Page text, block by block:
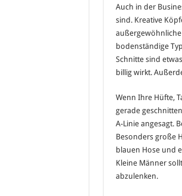
Auch in der
sind. Kreative
außergewöhnliche
bodenständige
Schnitte sind
billig wirkt.
Wenn Ihre Hüfte,
gerade
A-Linie angesagt.
Besonders große
blauen Hose und
Kleine Männer
abzulenken.